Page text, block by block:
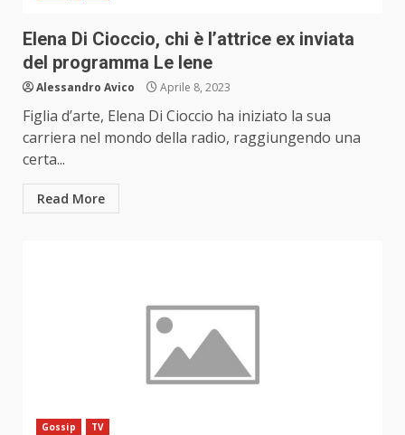
Elena Di Cioccio, chi è l’attrice ex inviata
del programma Le Iene
Alessandro Avico Aprile 8, 2023
Figlia d’arte, Elena Di Cioccio ha iniziato la sua
carriera nel mondo della radio, raggiungendo una
certa...
Read More
Gossip TV